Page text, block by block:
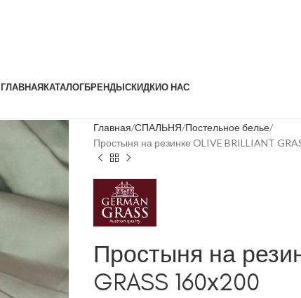
ГЛАВНАЯКАТАЛОГБРЕНДЫСКИДКИО НАС
Главная СПАЛЬНЯ Постельное белье
Простыня на резинке OLIVE BRILLIANT
Простыня на
GRASS 160х200